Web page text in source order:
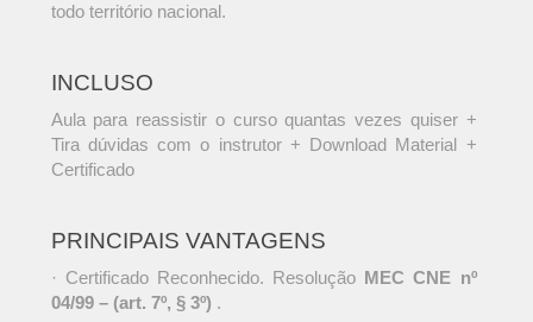
todo território nacional.
INCLUSO
Aula para reassistir o curso quantas vezes quiser +
Tira dúvidas com o instrutor + Download Material +
Certificado
PRINCIPAIS VANTAGENS
· Certificado Reconhecido. Resolução MEC CNE nº
04/99 – (art. 7º, § 3º) .